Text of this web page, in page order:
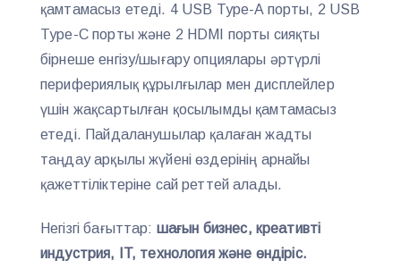
қамтамасыз етеді. 4 USB Type-A порты, 2 USB
Type-C порты және 2 HDMI порты сияқты
бірнеше енгізу/шығару опциялары әртүрлі
перифериялық құрылғылар мен дисплейлер
үшін жақсартылған қосылымды қамтамасыз
етеді. Пайдаланушылар қалаған жадты
таңдау арқылы жүйені өздерінің арнайы
қажеттіліктеріне сай реттей алады.
Негізгі бағыттар: шағын бизнес, креативті
индустрия, IT, технология және өндіріс.